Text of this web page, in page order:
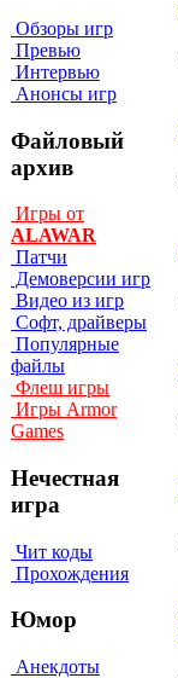
Обзоры игр
Превью
Интервью
Анонсы игр
Файловый
архив
Игры от
ALAWAR
Патчи
Демоверсии игр
Видео из игр
Софт, драйверы
Популярные
файлы
Флеш игры
Игры Armor
Games
Нечестная
игра
Чит коды
Прохождения
Юмор
Анекдоты